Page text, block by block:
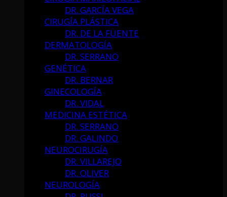
DR. GARCÍA VEGA
CIRUGÍA PLÁSTICA
DR. DE LA FUENTE
DERMATOLOGÍA
DR. SERRANO
GENÉTICA
DR. BERNAR
GINECOLOGÍA
DR. VIDAL
MEDICINA ESTÉTICA
DR. SERRANO
DR. GALINDO
NEUROCIRUGÍA
DR. VILLAREJO
DR. OLIVER
NEUROLOGÍA